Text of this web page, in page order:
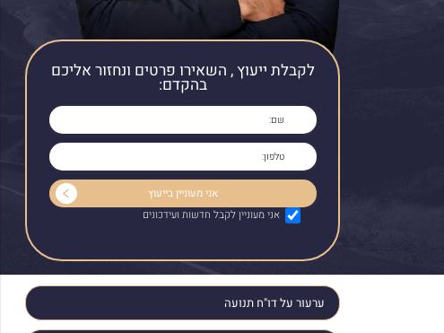
לקבלת ייעוץ , השאירו פרטים ונחזור אליכם
בהקדם:
אני מעוניין לקבל חדשות ועידכונים
ערעור על דו"ח תנועה